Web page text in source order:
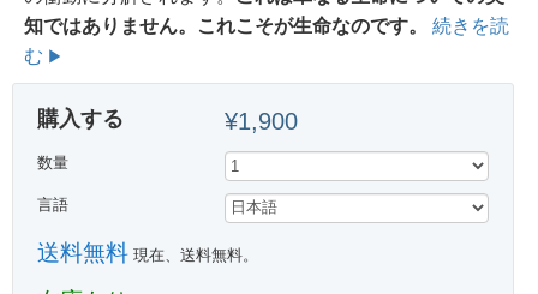
知ではありません。
これこそが生命なのです。
続きを読
む
購入する ¥1,900
数量
言語
送料無料現在、送料無料。